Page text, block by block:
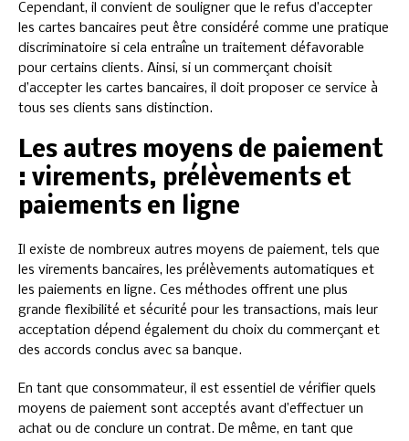
Cependant, il convient de souligner que le refus d’accepter
les cartes bancaires peut être considéré comme une pratique
discriminatoire si cela entraîne un traitement défavorable
pour certains clients. Ainsi, si un commerçant choisit
d’accepter les cartes bancaires, il doit proposer ce service à
tous ses clients sans distinction.
Les autres moyens de paiement
: virements, prélèvements et
paiements en ligne
Il existe de nombreux autres moyens de paiement, tels que
les virements bancaires, les prélèvements automatiques et
les paiements en ligne. Ces méthodes offrent une plus
grande flexibilité et sécurité pour les transactions, mais leur
acceptation dépend également du choix du commerçant et
des accords conclus avec sa banque.
En tant que consommateur, il est essentiel de vérifier quels
moyens de paiement sont acceptés avant d’effectuer un
achat ou de conclure un contrat. De même, en tant que